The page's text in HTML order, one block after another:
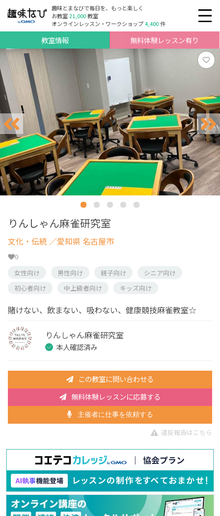
趣味とまなびで毎日を、もっと楽しく
お教室21,000教室
オンラインレッスン・ワークショップ4,400件
教室情報 無料体験レッスン有り
りんしゃん麻雀研究室
文化・伝統 ／愛知県 名古屋市
0
女性向け
男性向け 親子向け
シニア向け
初心者向け
中上級者向け キッズ向け
賭けない、飲まない、吸わない、健康競技麻雀教室☆
りんしゃん麻雀研究室
本人確認済み
この教室に問い合わせる
無料体験レッスンに応募する
主催者に仕事を依頼する
違反報告はこちら